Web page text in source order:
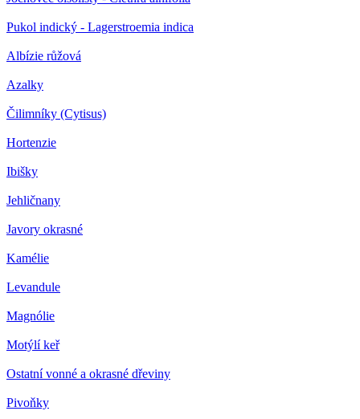
Pukol indický - Lagerstroemia indica
Albízie růžová
Azalky
Čilimníky (Cytisus)
Hortenzie
Ibišky
Jehličnany
Javory okrasné
Kamélie
Levandule
Magnólie
Motýlí keř
Ostatní vonné a okrasné dřeviny
Pivoňky